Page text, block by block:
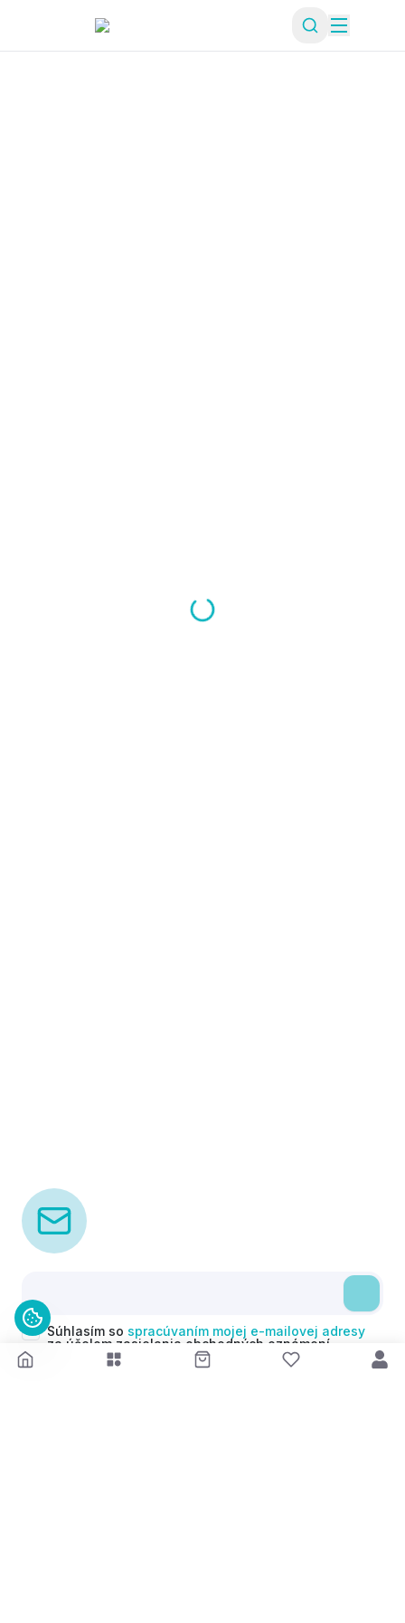
Súhlasím so spracúvaním mojej e-mailovej adresy
za účelom zasielania obchodných oznámení
(newsletterov) v súlade s čl. 6 ods. 1 písm. a)
Nariadenia GDPR. Svoj súhlas môžem kedykoľvek